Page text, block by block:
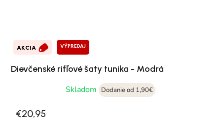
AKCIA VÝPREDAJ
Dievčenské rifľové šaty tunika - Modrá
Skladom
Dodanie od 1,90€
€20,95